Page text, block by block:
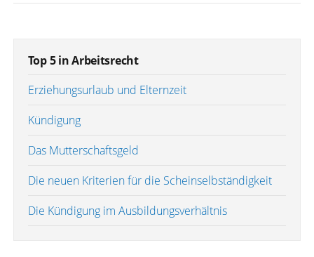
Top 5 in Arbeitsrecht
Erziehungsurlaub und Elternzeit
Kündigung
Das Mutterschaftsgeld
Die neuen Kriterien für die Scheinselbständigkeit
Die Kündigung im Ausbildungsverhältnis